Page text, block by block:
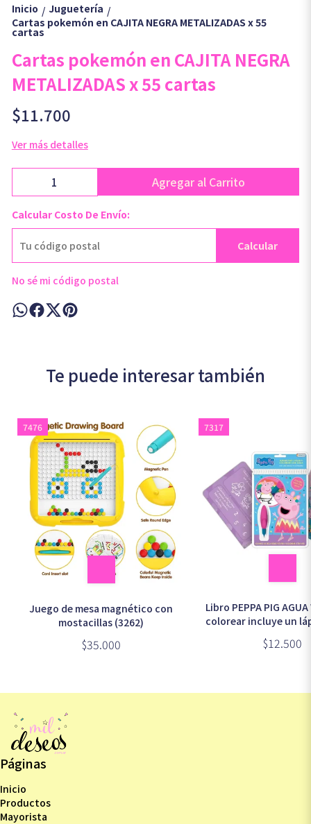
Inicio / Juguetería /
Cartas pokemón en CAJITA NEGRA METALIZADAS x 55
cartas
Cartas pokemón en CAJITA NEGRA
METALIZADAS x 55 cartas
$11.700
Ver más detalles
Agregar al Carrito
Calcular Costo De Envío:
Calcular
No sé mi código postal
Te puede interesar también
7476
Juego de mesa magnético con
mostacillas (3262)
$35.000
7317
Libro PEPPA PIG
colorear incluye un
$12.500
Páginas
Inicio
Productos
Mayorista